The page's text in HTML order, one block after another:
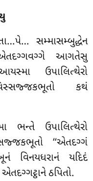
સમ્માસમ્બુદ્ધેન
એતદગ્ગવગ્ગે આગતેસુ
ઉપાલિત્થેરો
કથં
ઉપાલિત્થેરો
‘‘એતદગ્ગં
વિનયધરાનં યદિદં
ઠપિતો.